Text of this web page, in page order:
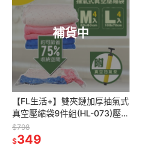
補貨中
【FL生活+】雙夾鏈加厚抽氣式
真空壓縮袋9件組(HL-073)壓縮
袋 真空收納袋 衣物收納袋 棉被
收納袋 平面式 免抽氣
$798
$349